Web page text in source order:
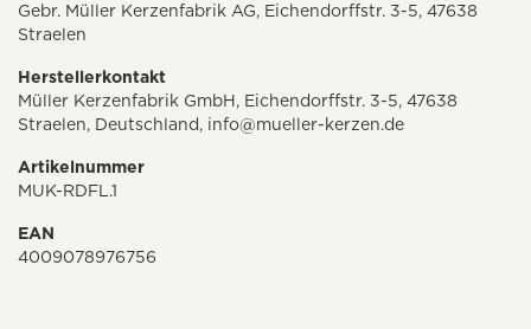
Gebr. Müller Kerzenfabrik AG, Eichendorffstr. 3-5, 47638
Straelen
Herstellerkontakt
Müller Kerzenfabrik GmbH, Eichendorffstr. 3-5, 47638
Straelen, Deutschland, info@mueller-kerzen.de
Artikelnummer
MUK-RDFL.1
EAN
4009078976756